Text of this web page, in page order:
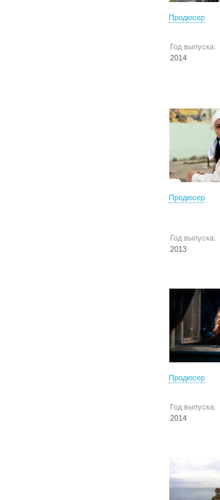
Продюсер
Год выпуска:
2014
Продюсер
Год выпуска:
2013
Продюсер
Год выпуска:
2014